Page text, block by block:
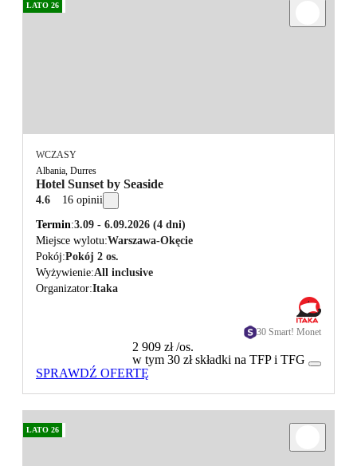
LATO 26
WCZASY
Albania, Durres
Hotel Sunset by Seaside
4.6 16 opinii
Termin 3.09 - 6.09.2026 (4 dni)
Miejsce wylotu Warszawa-Okęcie
Pokój Pokój 2 os.
Wyżywienie All inclusive
Organizator Itaka
30 Smart! Monet
2 909 zł/os.
w tym 30 zł składki na TFP i TFG
SPRAWDŹ OFERTĘ
LATO 26